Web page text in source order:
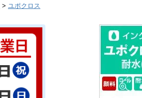
ユポクロス